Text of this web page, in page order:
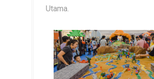
Utama.